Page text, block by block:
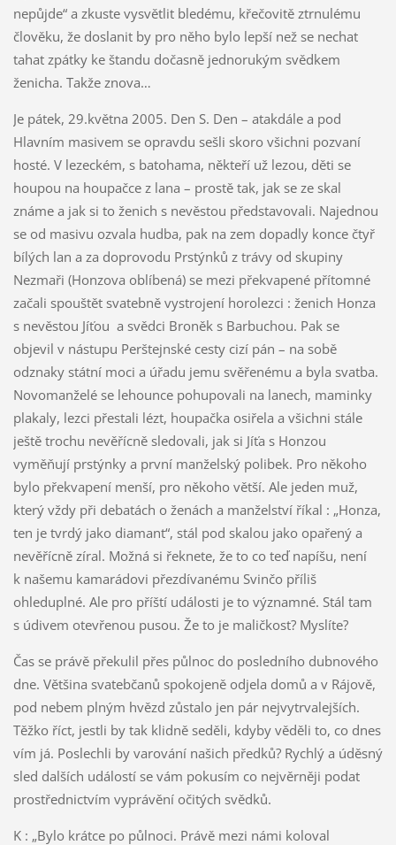
nepůjde“ a zkuste vysvětlit bledému, křečovitě ztrnulému
člověku, že doslanit by pro něho bylo lepší než se nechat
tahat zpátky ke štandu dočasně jednorukým svědkem
ženicha. Takže znova…
Je pátek, 29.května 2005. Den S. Den – atakdále a pod
Hlavním masivem se opravdu sešli skoro všichni pozvaní
hosté. V lezeckém, s batohama, někteří už lezou, děti se
houpou na houpačce z lana – prostě tak, jak se ze skal
známe a jak si to ženich s nevěstou představovali. Najednou
se od masivu ozvala hudba, pak na zem dopadly konce čtyř
bílých lan a za doprovodu Prstýnků z trávy od skupiny
Nezmaři (Honzova oblíbená) se mezi překvapené přítomné
začali spouštět svatebně vystrojení horolezci : ženich Honza
s nevěstou Jíťou a svědci Broněk s Barbuchou. Pak se
objevil v nástupu Perštejnské cesty cizí pán – na sobě
odznaky státní moci a úřadu jemu svěřenému a byla svatba.
Novomanželé se lehounce pohupovali na lanech, maminky
plakaly, lezci přestali lézt, houpačka osiřela a všichni stále
ještě trochu nevěřícně sledovali, jak si Jíťa s Honzou
vyměňují prstýnky a první manželský polibek. Pro někoho
bylo překvapení menší, pro někoho větší. Ale jeden muž,
který vždy při debatách o ženách a manželství říkal : „Honza,
ten je tvrdý jako diamant“, stál pod skalou jako opařený a
nevěřícně zíral. Možná si řeknete, že to co teď napíšu, není
k našemu kamarádovi přezdívanému Svinčo příliš
ohleduplné. Ale pro příští události je to významné. Stál tam
s údivem otevřenou pusou. Že to je maličkost? Myslíte?
Čas se právě překulil přes půlnoc do posledního dubnového
dne. Většina svatebčanů spokojeně odjela domů a v Rájově,
pod nebem plným hvězd zůstalo jen pár nejvytrvalejších.
Těžko říct, jestli by tak klidně seděli, kdyby věděli to, co dnes
vím já. Poslechli by varování našich předků? Rychlý a úděsný
sled dalších událostí se vám pokusím co nejvěrněji podat
prostřednictvím vyprávění očitých svědků.
K : „Bylo krátce po půlnoci. Právě mezi námi koloval